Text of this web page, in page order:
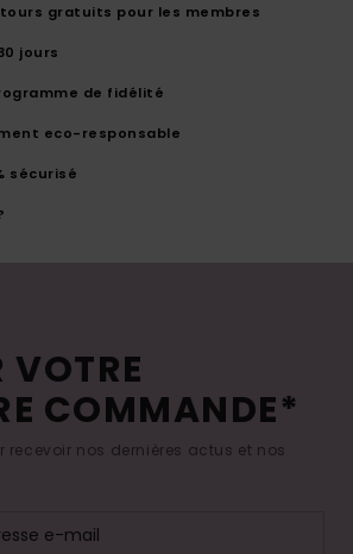
gratuits pour les membres
jours
de fidélité
eco-responsable
sécurisé
VOTRE
COMMANDE*
recevoir nos dernières actus et nos